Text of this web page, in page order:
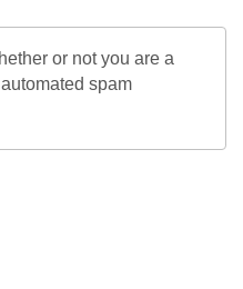
or not you are a
spam